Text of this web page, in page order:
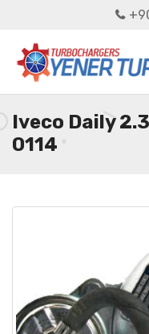
Iveco Daily
0114